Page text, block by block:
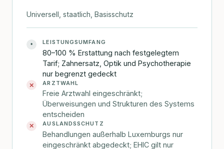
Universell, staatlich, Basisschutz
• LEISTUNGSUMFANG
80–100 % Erstattung nach festgelegtem
Tarif; Zahnersatz, Optik und Psychotherapie
nur begrenzt gedeckt
✕ ARZTWAHL
Freie Arztwahl eingeschränkt;
Überweisungen und Strukturen des Systems
entscheiden
✕ AUSLANDSSCHUTZ
Behandlungen außerhalb Luxemburgs nur
eingeschränkt abgedeckt; EHIC gilt nur